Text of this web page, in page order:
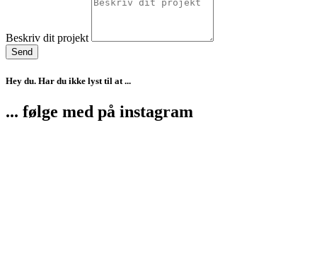
Beskriv dit projekt
Send
Hey du. Har du ikke lyst til at ...
... følge med på instagram